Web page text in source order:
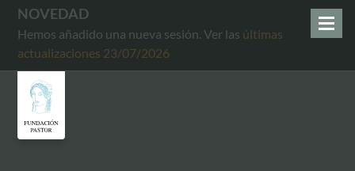
NOVEDAD
Hemos añadido una nueva sesión. Ver las últimas
actualizaciones 23/07/2026